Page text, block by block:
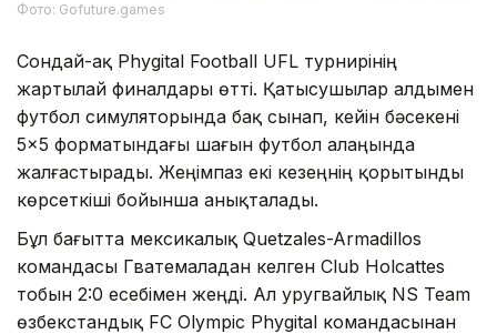
Фото: Gofuture.games
Сондай-ақ Phygital Football UFL турнирінің
жартылай финалдары өтті. Қатысушылар алдымен
футбол симуляторында бақ сынап, кейін бәсекені
5×5 форматындағы шағын футбол алаңында
жалғастырады. Жеңімпаз екі кезеңнің қорытынды
көрсеткіші бойынша анықталады.
Бұл бағытта мексикалық Quetzales-Armadillos
командасы Гватемаладан келген Club Holcattes
тобын 2:0 есебімен жеңді. Ал уругвайлық NS Team
өзбекстандық FC Olympic Phygital командасынан